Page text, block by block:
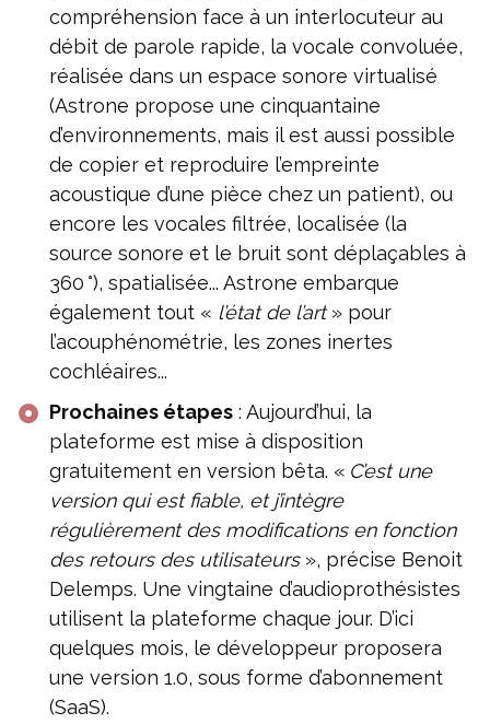
compréhension face à un interlocuteur au
débit de parole rapide, la vocale convoluée,
réalisée dans un espace sonore virtualisé
(Astrone propose une cinquantaine
d’environnements, mais il est aussi possible
de copier et reproduire l’empreinte
acoustique d’une pièce chez un patient), ou
encore les vocales filtrée, localisée (la
source sonore et le bruit sont déplaçables à
360 °), spatialisée... Astrone embarque
également tout « l’état de l’art» pour
l’acouphénométrie, les zones inertes
cochléaires...
Prochaines étapes : Aujourd’hui, la
plateforme est mise à disposition
gratuitement en version bêta. « C’est une
version qui est fiable, et j’intègre
régulièrement des modifications en fonction
des retours des utilisateurs», précise Benoit
Delemps. Une vingtaine d’audioprothésistes
utilisent la plateforme chaque jour. D’ici
quelques mois, le développeur proposera
une version 1.0, sous forme d’abonnement
(SaaS).